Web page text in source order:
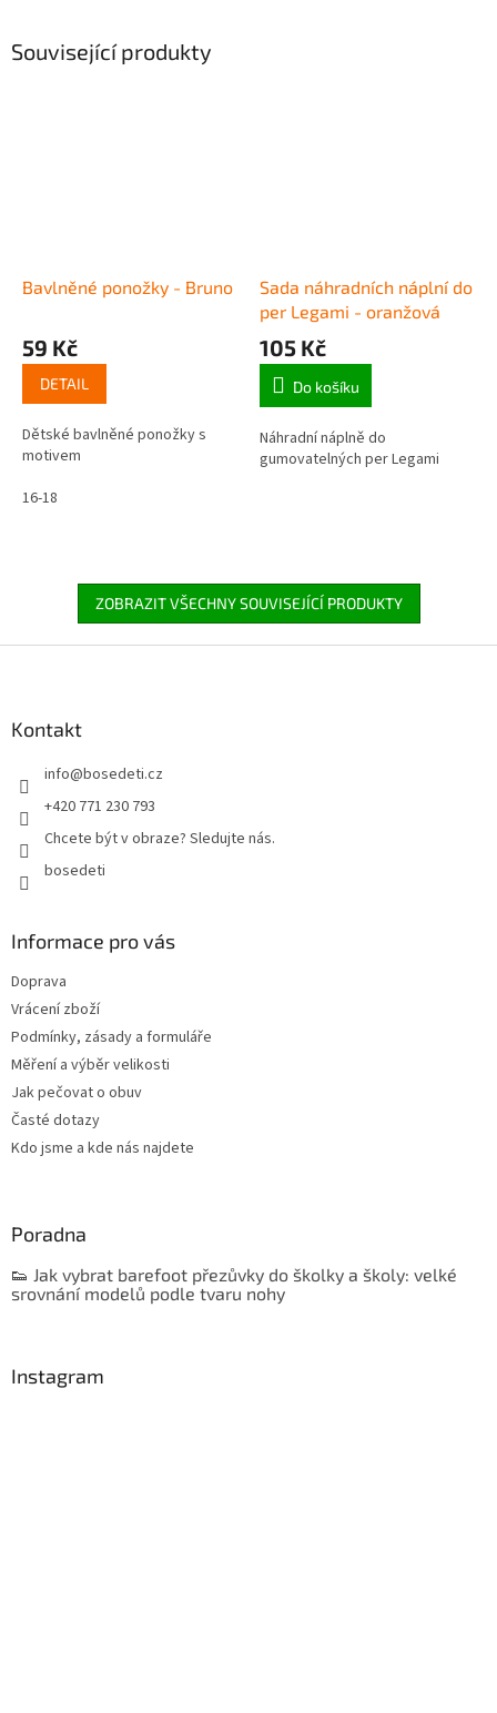
Související produkty
Bavlněné ponožky - Bruno
59 Kč
DETAIL
Dětské bavlněné ponožky s
motivem
16-18
Sada náhradních náplní do
per Legami - oranžová
105 Kč
Do košíku
Náhradní náplně do
gumovatelných per Legami
ZOBRAZIT VŠECHNY SOUVISEJÍCÍ PRODUKTY
Kontakt
info@bosedeti.cz
+420 771 230 793
Chcete být v obraze? Sledujte nás.
bosedeti
Informace pro vás
Doprava
Vrácení zboží
Podmínky, zásady a formuláře
Měření a výběr velikosti
Jak pečovat o obuv
Časté dotazy
Kdo jsme a kde nás najdete
Poradna
👟 Jak vybrat barefoot přezůvky do školky a školy: velké
srovnání modelů podle tvaru nohy
Instagram